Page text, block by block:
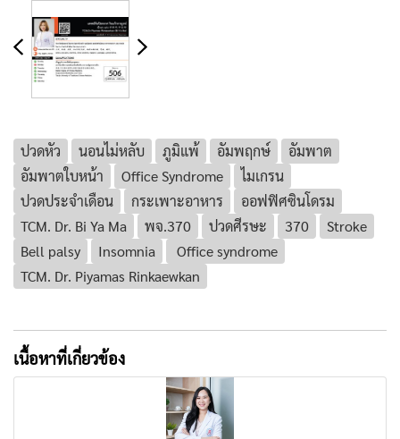
ปวดหัว นอนไม่หลับ ภูมิแพ้ อัมพฤกษ์
อัมพาต
อัมพาตใบหน้า
Office Syndrome
ไมเกรน
ปวดประจำเดือน
กระเพาะอาหาร
ออฟฟิศซินโดรม
TCM. Dr. Bi Ya Ma
พจ.370 ปวดศีรษะ 370
Stroke
Bell palsy
Insomnia
Office syndrome
TCM. Dr. Piyamas Rinkaewkan
เนื้อหาที่เกี่ยวข้อง